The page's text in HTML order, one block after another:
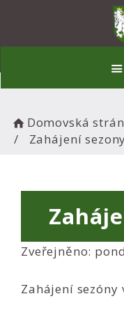
Domovská
Zahájení
Zveřejněno:
Zahájení